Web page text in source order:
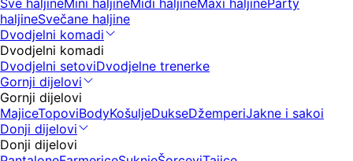
haljineSvečane haljine
Dvodjelni komadi
Dvodjelni komadi
Dvodjelni setoviDvodjelne trenerke
Gornji dijelovi
Gornji dijelovi
MajiceTopoviBodyKošuljeDukseDžemperiJakne i sakoi
Donji dijelovi
Donji dijelovi